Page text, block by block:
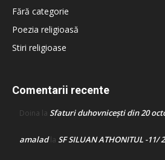
Fără categorie
Poezia religioasă
Stiri religioase
Comentarii recente
Doina la Sfaturi duhovnicești din 20
amaladla SF SILUAN ATHONITUL -11/